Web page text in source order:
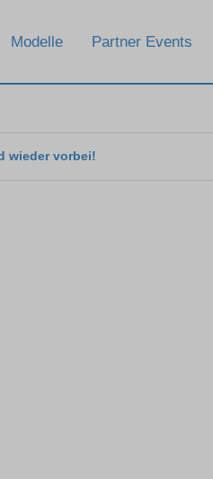
Modelle Partner Events
wieder vorbei!